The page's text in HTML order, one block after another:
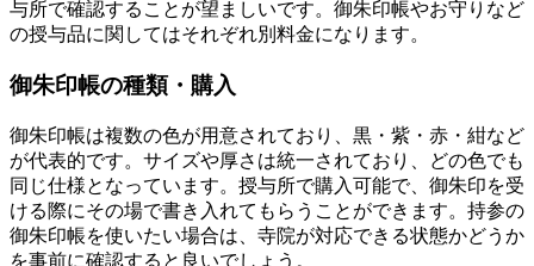
与所で確認することが望ましいです。御朱印帳やお守りなど
の授与品に関してはそれぞれ別料金になります。
御朱印帳の種類・購入
御朱印帳は複数の色が用意されており、黒・紫・赤・紺など
が代表的です。サイズや厚さは統一されており、どの色でも
同じ仕様となっています。授与所で購入可能で、御朱印を受
ける際にその場で書き入れてもらうことができます。持参の
御朱印帳を使いたい場合は、寺院が対応できる状態かどうか
を事前に確認すると良いでしょう。